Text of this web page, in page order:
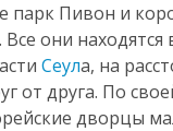
парк Пивон и
они находятся
Сеула, на
от друга. По
дворцы